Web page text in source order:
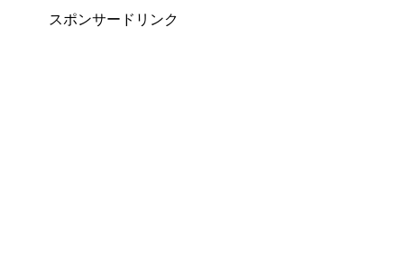
スポンサードリンク